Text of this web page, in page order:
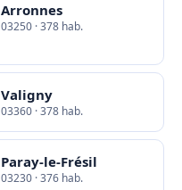
Arronnes
03250 · 378 hab.
Valigny
03360 · 378 hab.
Paray-le-Frésil
03230 · 376 hab.